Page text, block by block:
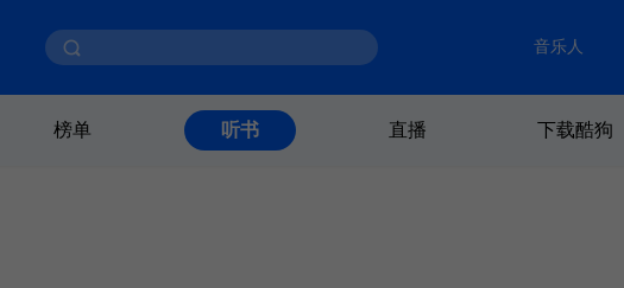
音乐人
榜单 听书 直播 下载酷狗